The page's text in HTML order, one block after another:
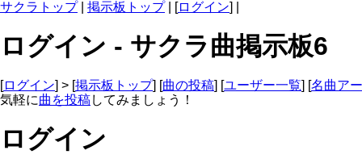
サクラトップ| 掲示板トップ| [ログイン] |
ログイン - サクラ曲掲示板6
[ログイン] > [掲示板トップ] [曲の投稿] [ユーザー一覧] [名曲ア
気軽に曲を投稿してみましょう！
ログイン